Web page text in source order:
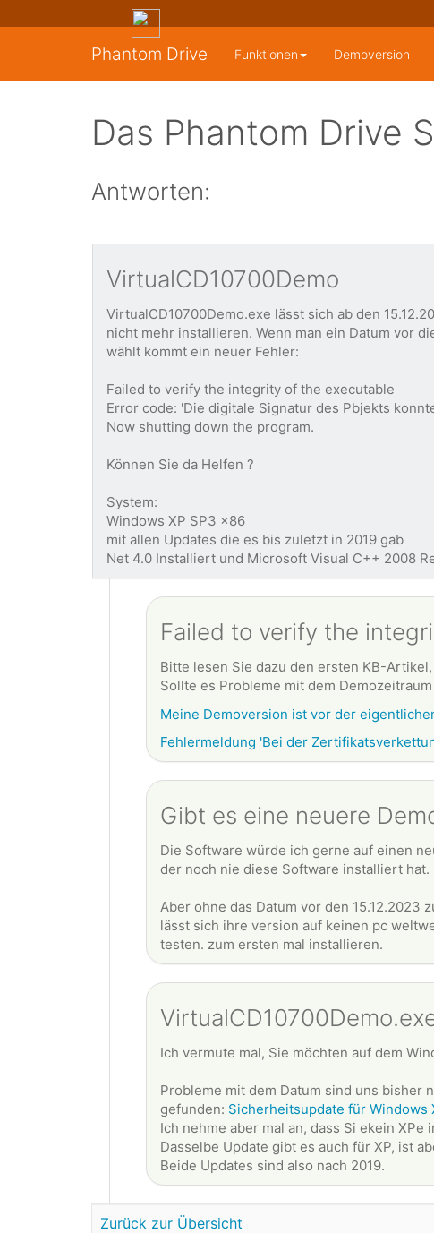
Phantom Drive Funktionen Demoversion
Das Phantom Drive
Antworten:
VirtualCD10700Demo
VirtualCD10700Demo.exe lässt sich ab den
nicht mehr installieren. Wenn man ein Datum vor
wählt kommt ein neuer Fehler:
Failed to verify the integrity of the executable
Error code: 'Die digitale Signatur des Pbjekts
Now shutting down the program.
Können Sie da Helfen ?
System:
Windows XP SP3 x86
mit allen Updates die es bis zuletzt in 2019 gab
Net 4.0 Installiert und Microsoft Visual C++ 2008
Failed to verify the
Bitte lesen Sie dazu den ersten KB-
Sollte es Probleme mit dem
Meine Demoversion ist vor der
Fehlermeldung 'Bei der
Gibt es eine neuere
Die Software würde ich gerne auf einen
der noch nie diese Software installiert hat.
Aber ohne das Datum vor den 15.12.2023
lässt sich ihre version auf keinen pc
testen. zum ersten mal installieren.
Ich vermute mal, Sie möchten auf dem
Probleme mit dem Datum sind uns bisher
gefunden: Sicherheitsupdate für Windows
Ich nehme aber mal an, dass Si ekein
Dasselbe Update gibt es auch für XP, ist
Beide Updates sind also nach 2019.
Zurück zur Übersicht